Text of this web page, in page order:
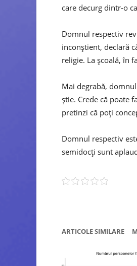
care decurg dintr-o
Domnul respectiv
inconștient, declară
religie. La școală, în
Mai degrabă,
știe. Crede că poate
pretinzi că poți
Domnul respectiv
semidocți sunt
ARTICOLE SIMILARE